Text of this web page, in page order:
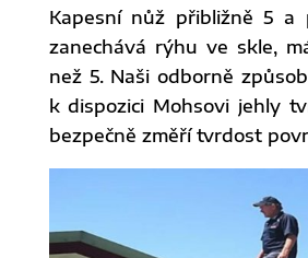
Kapesní nůž přibližně 5 a
zanechává rýhu ve skle,
než 5. Naši odborně
k dispozici Mohsovi jehly
bezpečně změří tvrdost